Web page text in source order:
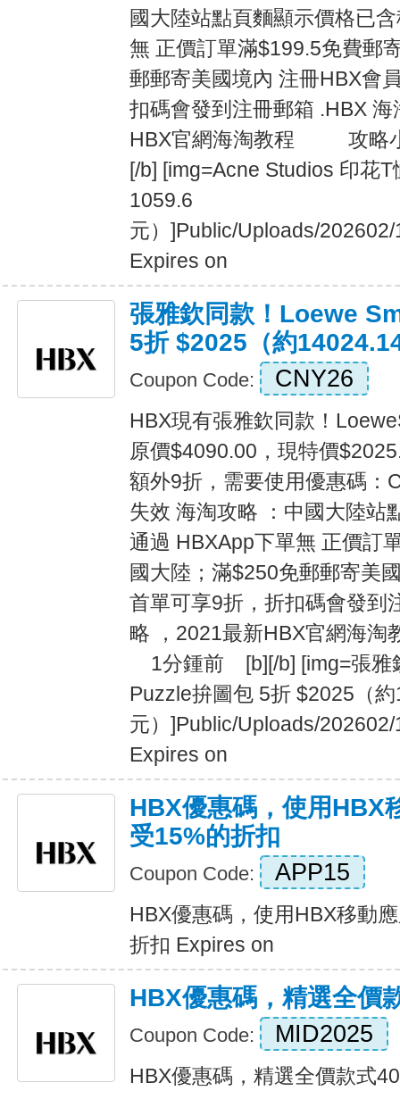
國大陸站點頁麵顯示價格已
無 正價訂單滿$199.5免費郵
郵郵寄美國境內 注冊HBX會
扣碼會發到注冊郵箱 .HBX
HBX官網海淘教程 攻略
[/b] [img=Acne Studios 印花
1059.6
元）]Public/Uploads/
Expires on
張雅欽同款！Loewe
5折 $2025（約
Coupon Code: CNY26
HBX現有張雅欽同款！
原價$4090.00，現特價
額外9折，需要使用優惠碼：
失效 海淘攻略 ：中國大陸站
通過 HBXApp下單無 正價訂
國大陸；滿$250免郵郵寄美
首單可享9折，折扣碼會發到
略 ，2021最新HBX官網
1分鍾前 [b][/b] [img=張雅
Puzzle拚圖包 5折 $2025（
元）]Public/Uploads/
Expires on
HBX優惠碼，使用HBX
受15%的折扣
Coupon Code: APP15
HBX優惠碼，使用HBX移動
折扣 Expires on
HBX優惠碼，精選全價
Coupon Code: MID2025
HBX優惠碼，精選全價款式